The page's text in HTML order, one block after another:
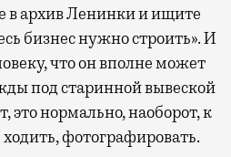
в архив Ленинки и ищите
бизнес нужно строить». И
что он вполне может
под старинной вывеской
это нормально, наоборот, к
фотографировать.